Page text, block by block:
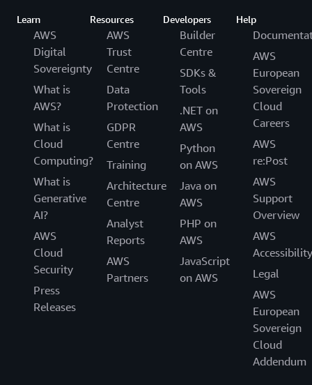
Learn
AWS
Digital
Sovereignty
What is
AWS?
What is
Cloud
Computing?
What is
Generative
AI?
AWS
Cloud
Security
Press
Releases
Resources
AWS
Trust
Centre
Data
Protection
GDPR
Centre
Training
Architecture
Centre
Analyst
Reports
AWS
Partners
Developers
Builder
Centre
SDKs &
Tools
.NET on
AWS
Python
on AWS
Java on
AWS
PHP on
AWS
JavaScript
on AWS
Help
AWS
European
Sovereign
Cloud
Careers
AWS
re:Post
AWS
Support
Overview
AWS
Accessibility
Legal
AWS
European
Sovereign
Cloud
Addendum